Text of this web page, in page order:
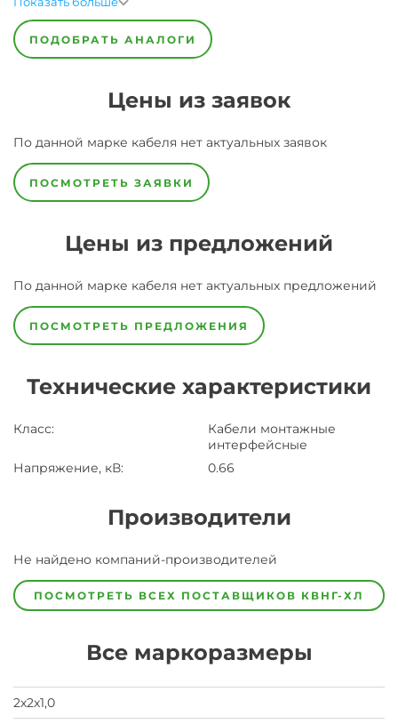
ПОДОБРАТЬ АНАЛОГИ
Цены из заявок
По данной марке кабеля нет актуальных заявок
ПОСМОТРЕТЬ ЗАЯВКИ
Цены из предложений
По данной марке кабеля нет актуальных предложений
ПОСМОТРЕТЬ ПРЕДЛОЖЕНИЯ
Технические характеристики
Класс:
Кабели монтажные
интерфейсные
Напряжение, кВ: 0.66
Производители
ЗаводЗавод-
предпочел
скрыть
завод
Не найдено компаний-производителей
ПОСМОТРЕТЬ ВСЕХ ПОСТАВЩИКОВ КВНГ-ХЛ
Все маркоразмеры
2х2х1,0